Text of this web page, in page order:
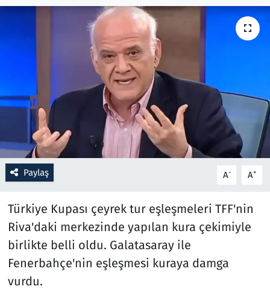
Paylaş A- A+
Türkiye Kupası çeyrek tur eşleşmeleri TFF'nin
Riva'daki merkezinde yapılan kura çekimiyle
birlikte belli oldu. Galatasaray ile
Fenerbahçe'nin eşleşmesi kuraya damga
vurdu.
Rüya Tabirleri
Savunma Sanayi
Seçim 2023
Spor
Teknoloji ve Bilim
Televizyon